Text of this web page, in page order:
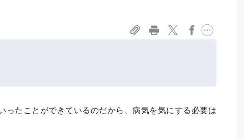
たことができているのだから、病気を気にする必要は